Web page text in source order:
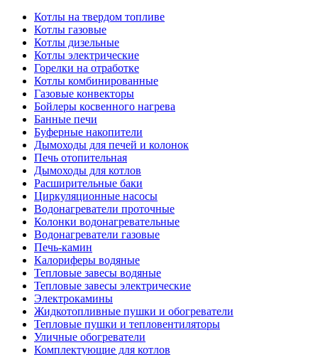
Котлы на твердом топливе
Котлы газовые
Котлы дизельные
Котлы электрические
Горелки на отработке
Котлы комбинированные
Газовые конвекторы
Бойлеры косвенного нагрева
Банные печи
Буферные накопители
Дымоходы для печей и колонок
Печь отопительная
Дымоходы для котлов
Расширительные баки
Циркуляционные насосы
Водонагреватели проточные
Колонки водонагревательные
Водонагреватели газовые
Печь-камин
Калориферы водяные
Тепловые завесы водяные
Тепловые завесы электрические
Электрокамины
Жидкотопливные пушки и обогреватели
Тепловые пушки и тепловентиляторы
Уличные обогреватели
Комплектующие для котлов